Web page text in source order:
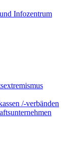
Infozentrum
/-verbänden